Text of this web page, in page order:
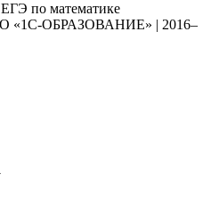
по математике
«1С-ОБРАЗОВАНИЕ» | 2016–